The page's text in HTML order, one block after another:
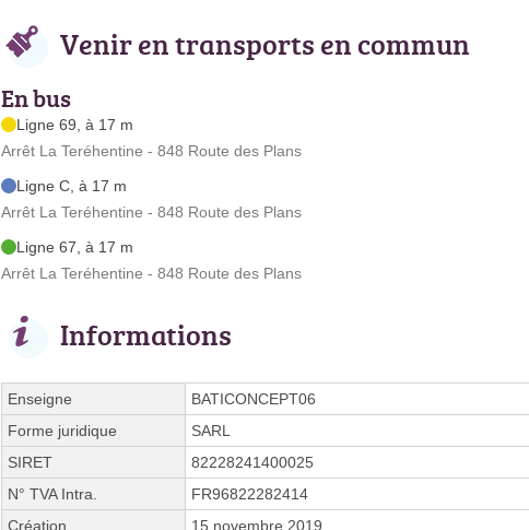
Venir en transports en commun
En bus
Ligne 69, à 17 m
Arrêt La Teréhentine - 848 Route des Plans
Ligne C, à 17 m
Arrêt La Teréhentine - 848 Route des Plans
Ligne 67, à 17 m
Arrêt La Teréhentine - 848 Route des Plans
Informations
Enseigne
BATICONCEPT06
Forme juridique
SARL
SIRET
82228241400025
N° TVA Intra.
FR96822282414
Création
15 novembre 2019